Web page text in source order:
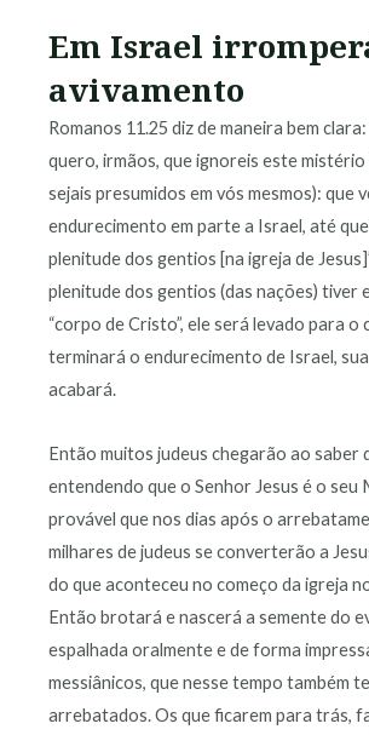
Em Israel
avivamento
Romanos 11.25 diz de maneira bem
quero, irmãos, que ignoreis este mistério
sejais presumidos em vós mesmos): que
endurecimento em parte a Israel, até
plenitude dos gentios [na igreja de
plenitude dos gentios (das nações) tiver
“corpo de Cristo”, ele será levado para o
terminará o endurecimento de Israel,
acabará.
Então muitos judeus chegarão ao saber
entendendo que o Senhor Jesus é o seu
provável que nos dias após o
milhares de judeus se converterão a
do que aconteceu no começo da igreja
Então brotará e nascerá a semente do
espalhada oralmente e de forma
messiânicos, que nesse tempo também
arrebatados. Os que ficarem para trás,